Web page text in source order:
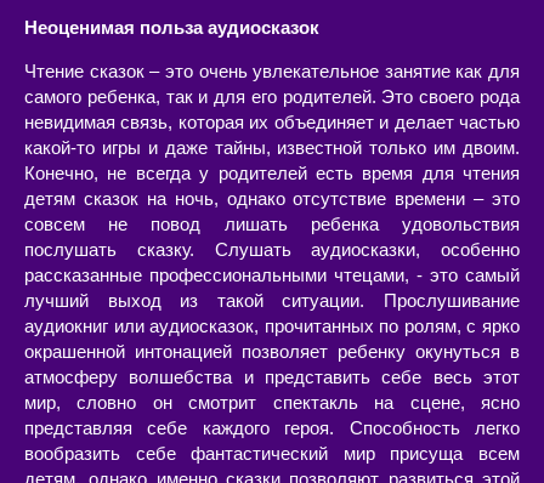
Неоценимая польза аудиосказок
Чтение сказок – это очень увлекательное занятие как для
самого ребенка, так и для его родителей. Это своего рода
невидимая связь, которая их объединяет и делает частью
какой-то игры и даже тайны, известной только им двоим.
Конечно, не всегда у родителей есть время для чтения
детям сказок на ночь, однако отсутствие времени – это
совсем не повод лишать ребенка удовольствия
послушать сказку. Слушать аудиосказки, особенно
рассказанные профессиональными чтецами, - это самый
лучший выход из такой ситуации. Прослушивание
аудиокниг или аудиосказок, прочитанных по ролям, с ярко
окрашенной интонацией позволяет ребенку окунуться в
атмосферу волшебства и представить себе весь этот
мир, словно он смотрит спектакль на сцене, ясно
представляя себе каждого героя. Способность легко
вообразить себе фантастический мир присуща всем